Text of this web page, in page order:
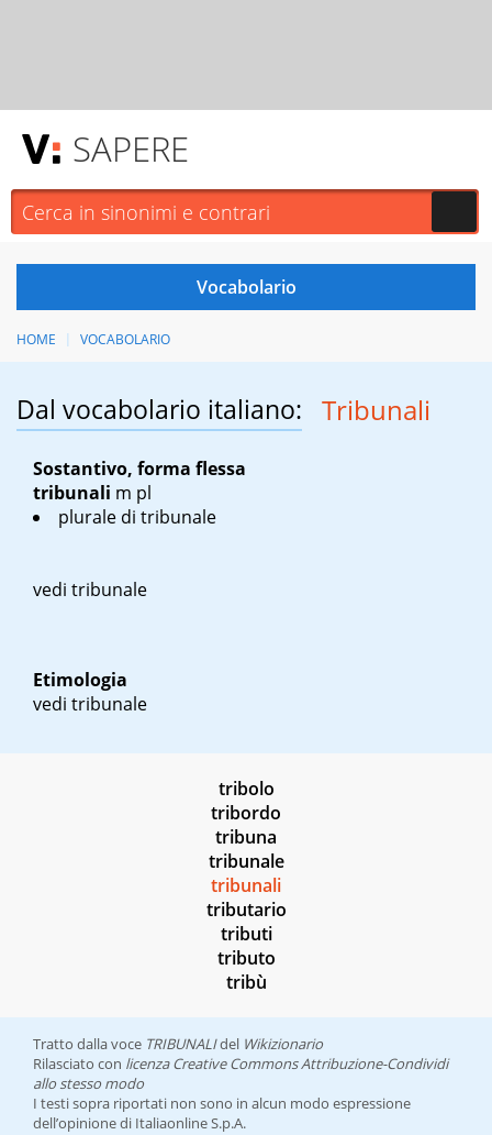
SAPERE
HOME VOCABOLARIO
Dal vocabolario italiano: Tribunali
Sostantivo, forma flessa
tribunali m pl
plurale di tribunale
vedi tribunale
Etimologia
vedi tribunale
tribolo
tribordo
tribuna
tribunale
tribunali
tributario
tributi
tributo
tribù
Tratto dalla voce TRIBUNALIdel Wikizionario
Rilasciato con licenza Creative Commons Attribuzione-Condividi
allo stesso modo
I testi sopra riportati non sono in alcun modo espressione
dell’opinione di Italiaonline S.p.A.